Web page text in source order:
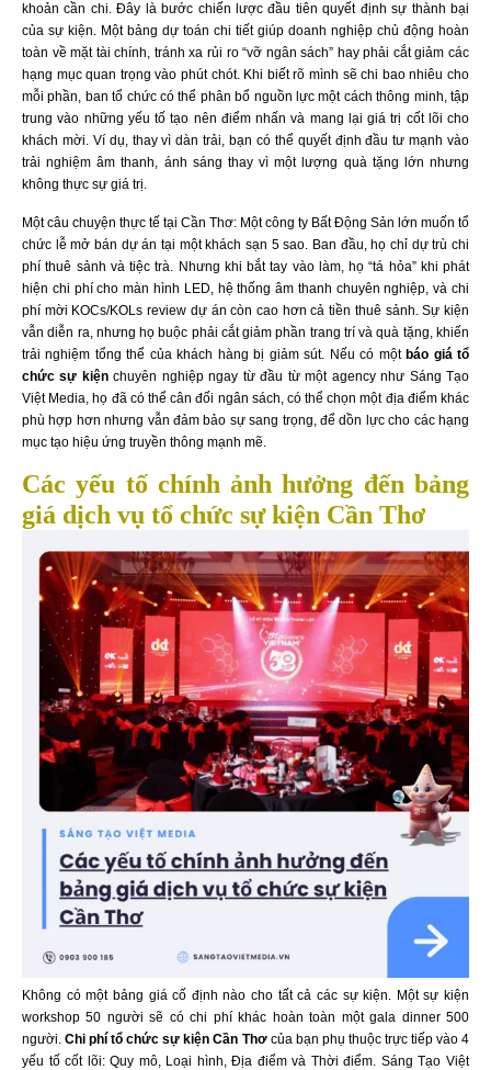
khoản cần chi. Đây là bước chiến lược đầu tiên quyết định sự thành bại
của sự kiện. Một bảng dự toán chi tiết giúp doanh nghiệp chủ động hoàn
toàn về mặt tài chính, tránh xa rủi ro “vỡ ngân sách” hay phải cắt giảm các
hạng mục quan trọng vào phút chót. Khi biết rõ mình sẽ chi bao nhiêu cho
mỗi phần, ban tổ chức có thể phân bổ nguồn lực một cách thông minh, tập
trung vào những yếu tố tạo nên điểm nhấn và mang lại giá trị cốt lõi cho
khách mời. Ví dụ, thay vì dàn trải, bạn có thể quyết định đầu tư mạnh vào
trải nghiệm âm thanh, ánh sáng thay vì một lượng quà tặng lớn nhưng
không thực sự giá trị.
Một câu chuyện thực tế tại Cần Thơ: Một công ty Bất Động Sản lớn muốn tổ
chức lễ mở bán dự án tại một khách sạn 5 sao. Ban đầu, họ chỉ dự trù chi
phí thuê sảnh và tiệc trà. Nhưng khi bắt tay vào làm, họ “tá hỏa” khi phát
hiện chi phí cho màn hình LED, hệ thống âm thanh chuyên nghiệp, và chi
phí mời KOCs/KOLs review dự án còn cao hơn cả tiền thuê sảnh. Sự kiện
vẫn diễn ra, nhưng họ buộc phải cắt giảm phần trang trí và quà tặng, khiến
trải nghiệm tổng thể của khách hàng bị giảm sút. Nếu có mộtbáo giá tổ
chức sự kiệnchuyên nghiệp ngay từ đầu từ một agency như Sáng Tạo
Việt Media, họ đã có thể cân đối ngân sách, có thể chọn một địa điểm khác
phù hợp hơn nhưng vẫn đảm bảo sự sang trọng, để dồn lực cho các hạng
mục tạo hiệu ứng truyền thông mạnh mẽ.
Các yếu tố chính ảnh hưởng đến bảng
giá dịch vụ tổ chức sự kiện Cần Thơ
Không có một bảng giá cố định nào cho tất cả các sự kiện. Một sự kiện
workshop 50 người sẽ có chi phí khác hoàn toàn một gala dinner 500
người.Chi phí tổ chức sự kiện Cần Thơcủa bạn phụ thuộc trực tiếp vào 4
yếu tố cốt lõi: Quy mô, Loại hình, Địa điểm và Thời điểm. Sáng Tạo Việt